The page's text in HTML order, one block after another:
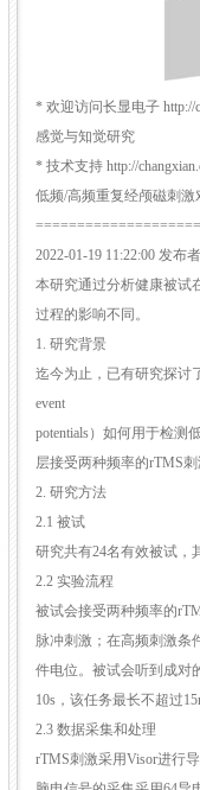
* 欢迎访问长显电子 http://
感觉与知觉研究
* 技术支持 http://
低频/高频重复经颅磁刺
2022-01-19 11:22:00 发布
本研究通过分析健康被试
过程的影响不同。
1. 研究背景
迄今为止，已有研究探讨
event
potentials）如何用于检测
层接受两种频率的rTMS
2. 研究方法
2.1 被试
研究共有24名有效被试，
2.2 实验流程
被试会接受两种频率的
脉冲刺激；在高频刺激条
件电位。被试会听到成对
10s，该任务最长不超过
2.3 数据采集和处理
rTMS刺激采用Visor进行